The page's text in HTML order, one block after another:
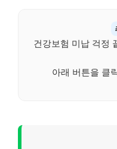
건강보험 미납 걱정
아래 버튼을 클